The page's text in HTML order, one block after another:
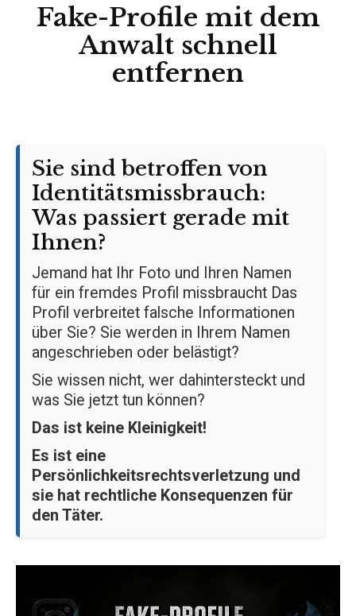
Fake-Profile mit dem
Anwalt schnell
entfernen
Sie sind betroffen von
Identitätsmissbrauch:
Was passiert gerade mit
Ihnen?
Jemand hat Ihr Foto und Ihren Namen
für ein fremdes Profil missbraucht Das
Profil verbreitet falsche Informationen
über Sie? Sie werden in Ihrem Namen
angeschrieben oder belästigt?
Sie wissen nicht, wer dahintersteckt und
was Sie jetzt tun können?
Das ist keine Kleinigkeit!
Es ist eine
Persönlichkeitsrechtsverletzung und
sie hat rechtliche Konsequenzen für
den Täter.